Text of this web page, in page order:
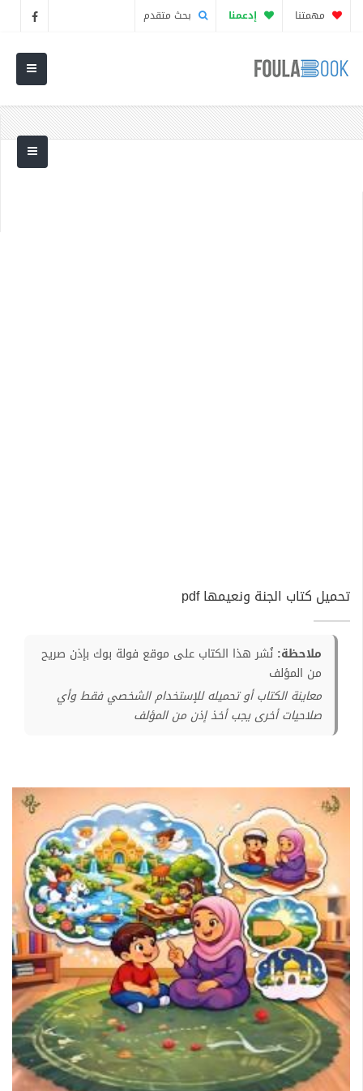
مهمتنا إدعمنا بحث متقدم
تحميل كتاب الجنة ونعيمها pdf
ملاحظة: نُشر هذا الكتاب على موقع فولة بوك بإذن صريح
من المؤلف
معاينة الكتاب أو تحميله للإستخدام الشخصي فقط وأي
صلاحيات أخرى يجب أخذ إذن من المؤلف